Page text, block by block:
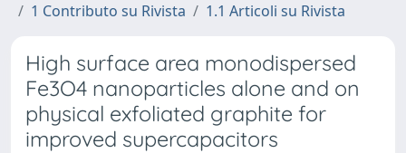
1 Contributo su Rivista
1.1 Articoli su Rivista
High surface area monodispersed
Fe3O4 nanoparticles alone and on
physical exfoliated graphite for
improved supercapacitors